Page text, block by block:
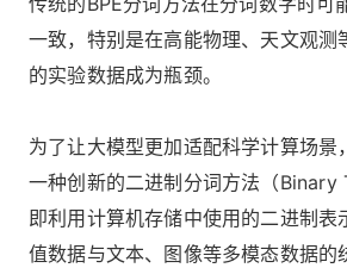
一致，特别是在高能物理、天文观测
的实验数据成为瓶颈。
为了让大模型更加适配科学计算场景
一种创新的二进制分词方法（Binary
即利用计算机存储中使用的二进制表
值数据与文本、图像等多模态数据的